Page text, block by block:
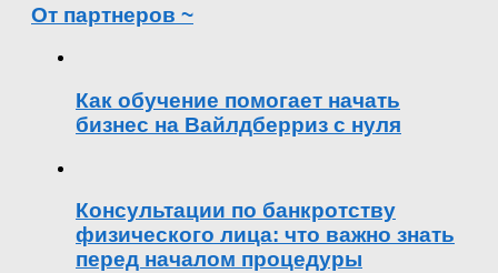
От партнеров ~
Как обучение помогает начать
бизнес на Вайлдберриз с нуля
Консультации по банкротству
физического лица: что важно знать
перед началом процедуры